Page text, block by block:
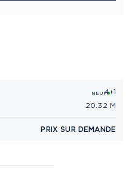
NEUF
PRIX SUR DEMANDE
4+1
20.32 M